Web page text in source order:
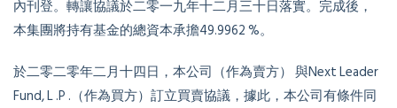
內刊登。轉讓協議於二零一九年十二月三十日落實。完成後，
本集團將持有基金的總資本承擔49.9962 %。
於二零二零年二月十四日，本公司（作為賣方） 與Next Leader
Fund, L .P .（作為買方）訂立買賣協議，據此，本公司有條件同